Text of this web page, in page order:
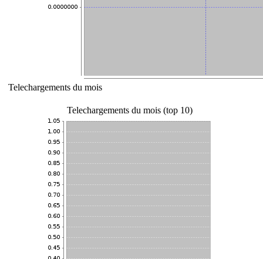
Telechargements du mois
Telechargements du mois (top 10)